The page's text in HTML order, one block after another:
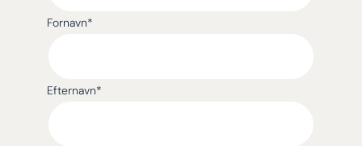
Fornavn*
Efternavn*